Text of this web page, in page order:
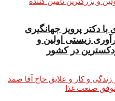
دکتر پرویز جهانگیری
زیستی اولین و
در کشور